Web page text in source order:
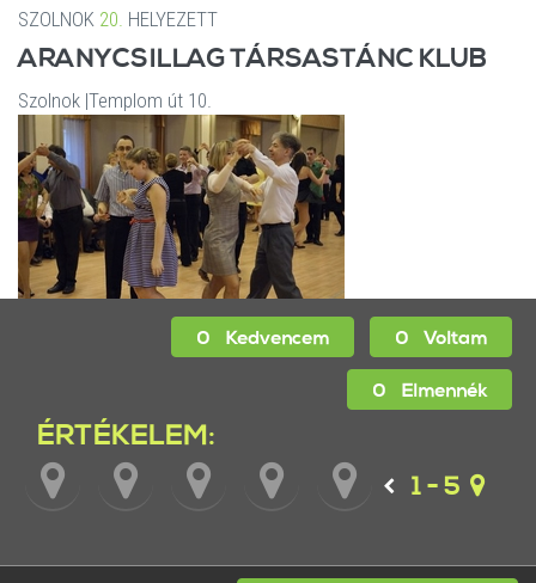
SZOLNOK 20. HELYEZETT
ARANYCSILLAG TÁRSASTÁNC KLUB
Szolnok |Templom út 10.
0 Kedvencem 0 Voltam
0 Elmennék
ÉRTÉKELEM:
1 - 5